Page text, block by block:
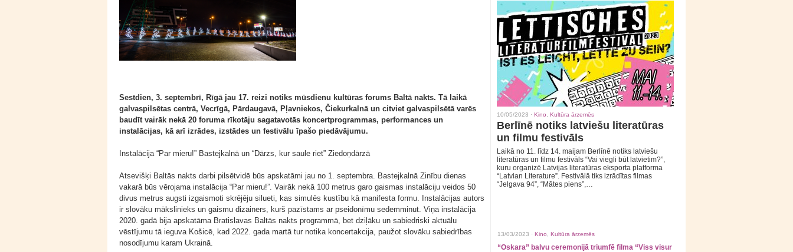
Sestdien, 3. septembrī, Rīgā jau 17. reizi notiks mūsdienu kultūras forums Baltā nakts. Tā laikā
galvaspilsētas centrā, Vecrīgā, Pārdaugavā, Pļavniekos, Čiekurkalnā un citviet galvaspilsētā varēs
baudīt vairāk nekā 20 foruma rīkotāju sagatavotās koncertprogrammas, performances un
instalācijas, kā arī izrādes, izstādes un festivālu īpašo piedāvājumu.
Instalācija “Par mieru!” Bastejkalnā un “Dārzs, kur saule riet” Ziedoņdārzā
Atsevišķi Baltās nakts darbi pilsētvidē būs apskatāmi jau no 1. septembra. Bastejkalnā Zinību dienas
vakarā būs vērojama instalācija “Par mieru!”. Vairāk nekā 100 metrus garo gaismas instalāciju veidos 50
divus metrus augsti izgaismoti skrējēju silueti, kas simulēs kustību kā manifesta formu. Instalācijas autors
ir slovāku mākslinieks un gaismu dizainers, kurš pazīstams ar pseidonīmu sedemminut. Viņa instalācija
2020. gadā bija apskatāma Bratislavas Baltās nakts programmā, bet dziļāku un sabiedriski aktuālu
vēstījumu tā ieguva Košicē, kad 2022. gada martā tur notika koncertakcija, paužot slovāku sabiedrības
nosodījumu karam Ukrainā.
10/05/2023 · Kino Kultūra ārzemēs
Berlīnē notiks latviešu literatūras
un filmu festivāls
Laikā no 11. līdz 14. maijam Berlīnē notiks latviešu
literatūras un filmu festivāls “Vai viegli būt latvietim?”,
kuru organizē Latvijas literatūras eksporta platforma
“Latvian Literature”. Festivālā tiks izrādītas filmas
“Jelgava 94”, “Mātes piens”,…
13/03/2023 · Kino Kultūra ārzemēs
“Oskara” balvu ceremonijā triumfē filma “Viss visur